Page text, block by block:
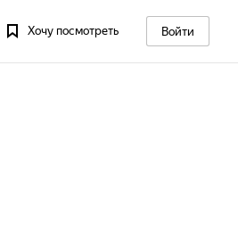
Хочу посмотреть Войти